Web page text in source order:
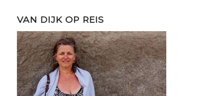
VAN DIJK OP REIS